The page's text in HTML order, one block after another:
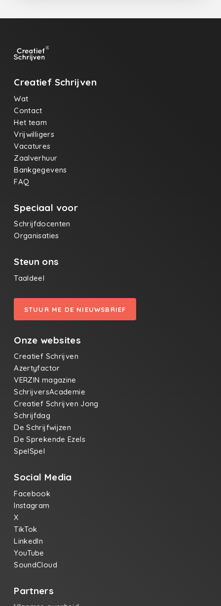
Creatief Schrijven
Wat
Contact
Het team
Vrijwilligers
Vacatures
Zaalverhuur
Bankgegevens
FAQ
Speciaal voor
Schrijfdocenten
Organisaties
Steun ons
Taaldeel
STUUR ME DE NIEUWSBRIEF
Onze websites
Creatief Schrijven
Azertyfactor
VERZIN magazine
SchrijversAcademie
Creatief Schrijven Jong
Schrijfdag
De Schrijfwijzen
De Sprekende Ezels
SpelSpel
Social Media
Facebook
Instagram
X
TikTok
LinkedIn
YouTube
SoundCloud
Partners